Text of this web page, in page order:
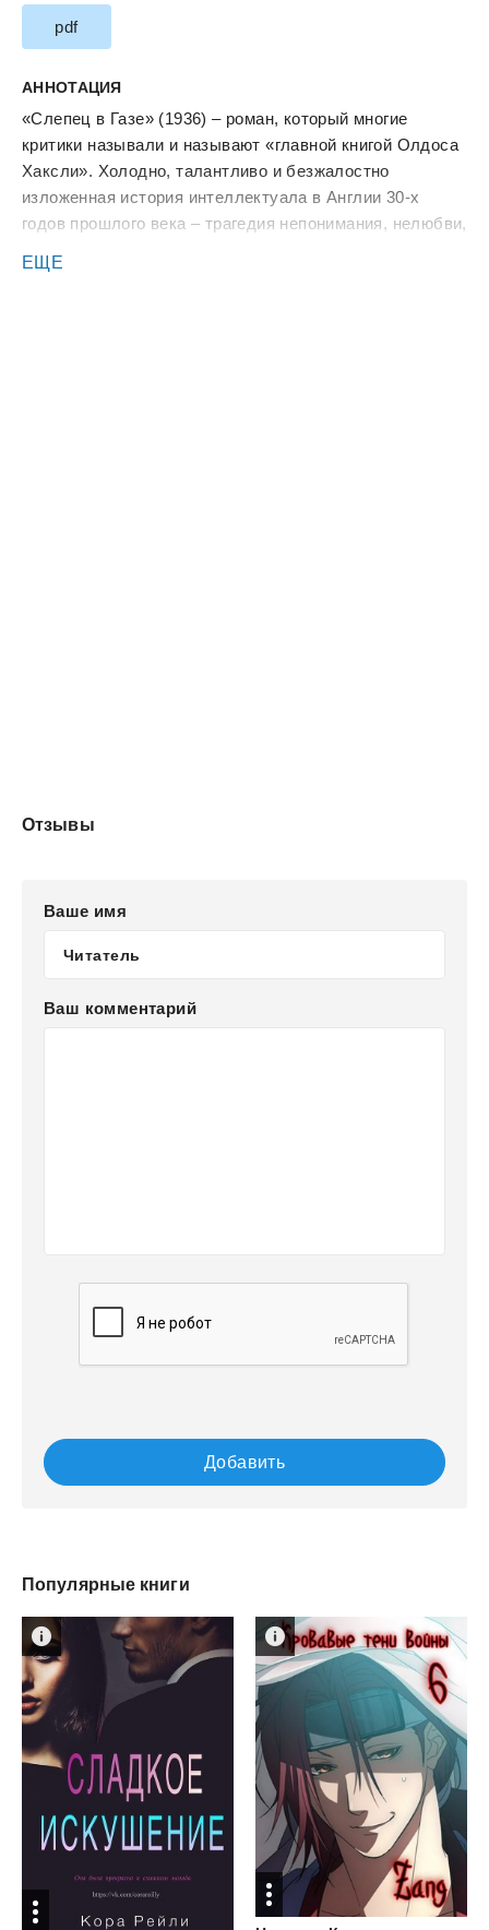
pdf
АННОТАЦИЯ
«Слепец в Газе» (1936) – роман, который многие
критики называли и называют «главной книгой Олдоса
Хаксли». Холодно, талантливо и безжалостно
изложенная история интеллектуала в Англии 30-х
годов прошлого века – трагедия непонимания, нелюбви,
прозрений…
ЕЩЕ
Отзывы
Ваше имя
Ваш комментарий
Добавить
Популярные книги